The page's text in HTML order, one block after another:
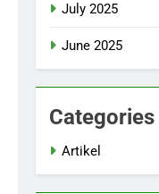
July 2025
June 2025
Categories
Artikel